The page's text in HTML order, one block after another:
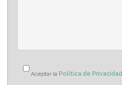
Aceptar la Política de Privacidad